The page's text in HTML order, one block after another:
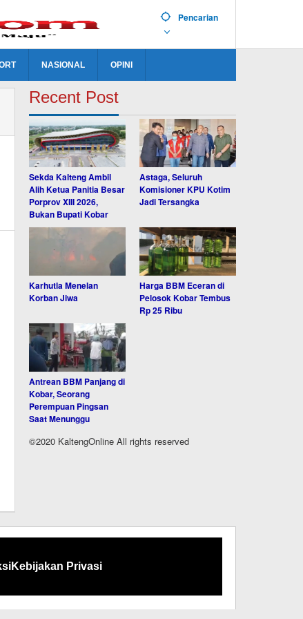
Pencarian
NASIONAL OPINI
Recent Post
Sekda Kalteng Ambil
Alih Ketua Panitia Besar
Porprov XIII 2026,
Bukan Bupati Kobar
Astaga, Seluruh
Komisioner KPU Kotim
Jadi Tersangka
Karhutla Menelan
Korban Jiwa
Harga BBM Eceran di
Pelosok Kobar Tembus
Rp 25 Ribu
Antrean BBM Panjang di
Kobar, Seorang
Perempuan Pingsan
Saat Menunggu
©2020 KaltengOnline All rights reserved
Kebijakan Privasi